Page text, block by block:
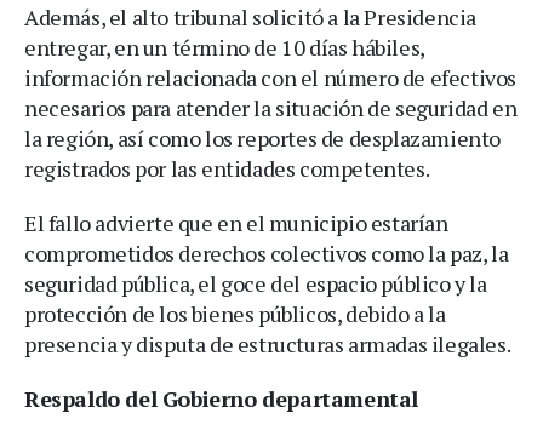
Además, el alto tribunal solicitó a la Presidencia
entregar, en un término de 10 días hábiles,
información relacionada con el número de efectivos
necesarios para atender la situación de seguridad en
la región, así como los reportes de desplazamiento
registrados por las entidades competentes.
El fallo advierte que en el municipio estarían
comprometidos derechos colectivos como la paz, la
seguridad pública, el goce del espacio público y la
protección de los bienes públicos, debido a la
presencia y disputa de estructuras armadas ilegales.
Respaldo del Gobierno departamental